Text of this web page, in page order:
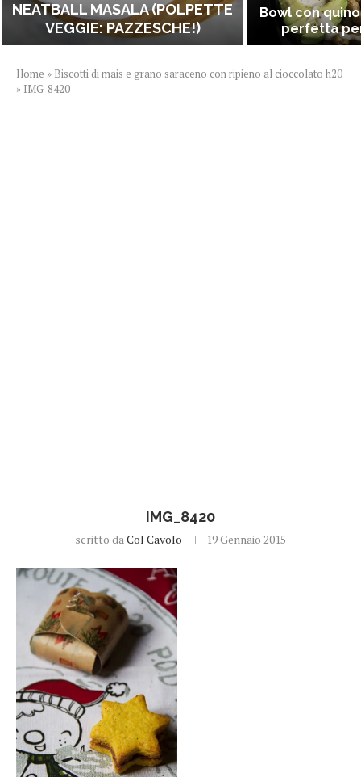
NEATBALL MASALA (POLPETTE
VEGGIE: PAZZESCHE!)
Bowl con
perfetta
Home » Biscotti di mais e grano saraceno con ripieno al cioccolato h20
» IMG_8420
IMG_8420
scritto daCol Cavolo 19 Gennaio 2015